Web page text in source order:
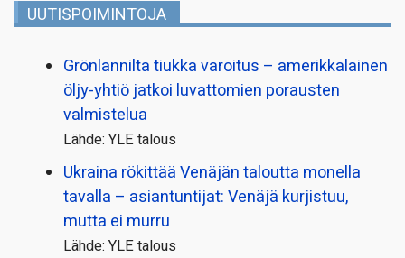
UUTISPOIMINTOJA
Grönlannilta tiukka varoitus – amerikkalainen
öljy-yhtiö jatkoi luvattomien porausten
valmistelua
Lähde: YLE talous
Ukraina rökittää Venäjän taloutta monella
tavalla – asiantuntijat: Venäjä kurjistuu,
mutta ei murru
Lähde: YLE talous